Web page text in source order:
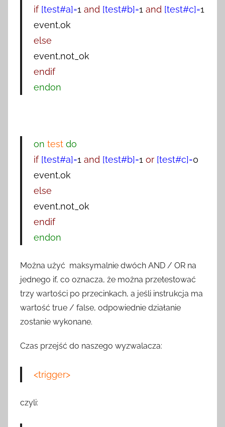
if [test#a]=1 and [test#b]=1 and [test#c]=1
event,ok
else
event,not_ok
endif
endon
on test do
if [test#a]=1 and [test#b]=1 or [test#c]=0
event,ok
else
event,not_ok
endif
endon
Można użyć maksymalnie dwóch AND / OR na
jednego if, co oznacza, że ​​można przetestować
trzy wartości po przecinkach, a jeśli instrukcja ma
wartość true / false, odpowiednie działanie
zostanie wykonane.
Czas przejść do naszego wyzwalacza:
<trigger>
czyli: